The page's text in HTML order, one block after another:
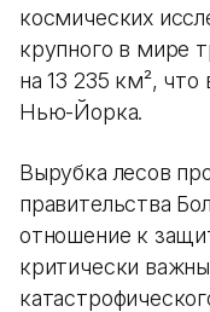
космических
крупного в мире
на 13 235 км²,
Нью-Йорка.
Вырубка лесов
правительства
отношение к
критически